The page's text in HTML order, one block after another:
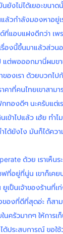
ยังไม่ได้เยอะขนา
ล้วกำลังมองหาอยู่
ด์ที่แอบแฝงดีกว่า เ
รื่องนี้ขึ้นมาแล้วส่วน
แต่พอออกมานี่ผมข
าของเรา ด้วยบวก
คาที่คนไทยเขาสา
ทองดีๆ นะครับแต่เ
เข้าไปแล้ว เฮ้ย ทำไ
ได้ยังไง มันก็ได้คว
ด้วย เราเห็นร
ที่อยู่ที่นู่น เขาก็เค
ยูเป็นเจ้าของร้านที่
ของที่ดีที่สุดอ่ะ ก็สา
นครัวมากๆ ให้การเ
ด้ประสบการณ์ ขอใ